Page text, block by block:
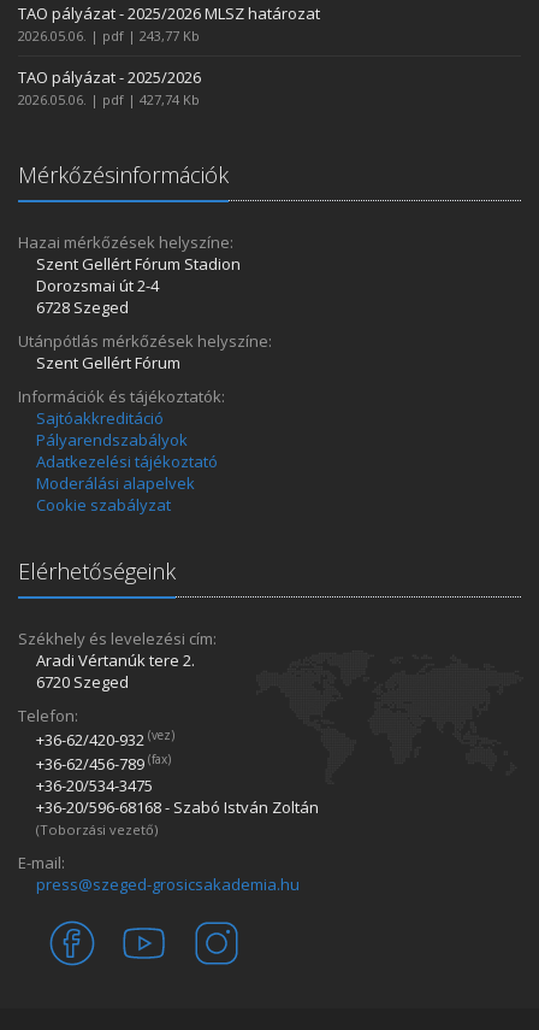
TAO pályázat - 2025/2026 MLSZ határozat
2026.05.06. | pdf | 243,77 Kb
TAO pályázat - 2025/2026
2026.05.06. | pdf | 427,74 Kb
Mérkőzésinformációk
Hazai mérkőzések helyszíne:
Szent Gellért Fórum Stadion
Dorozsmai út 2-4
6728 Szeged
Utánpótlás mérkőzések helyszíne:
Szent Gellért Fórum
Információk és tájékoztatók:
Sajtóakkreditáció
Pályarendszabályok
Adatkezelési tájékoztató
Moderálási alapelvek
Cookie szabályzat
Elérhetőségeink
Székhely és levelezési cím:
Aradi Vértanúk tere 2.
6720 Szeged
Telefon:
+36-62/420­-932 (vez)
+36-62/456­-789 (fax)
+36-20/534­-3475
+36-20/596­-68168 - Szabó István Zoltán
(Toborzási vezető)
E-mail:
press@szeged-grosicsakademia.hu